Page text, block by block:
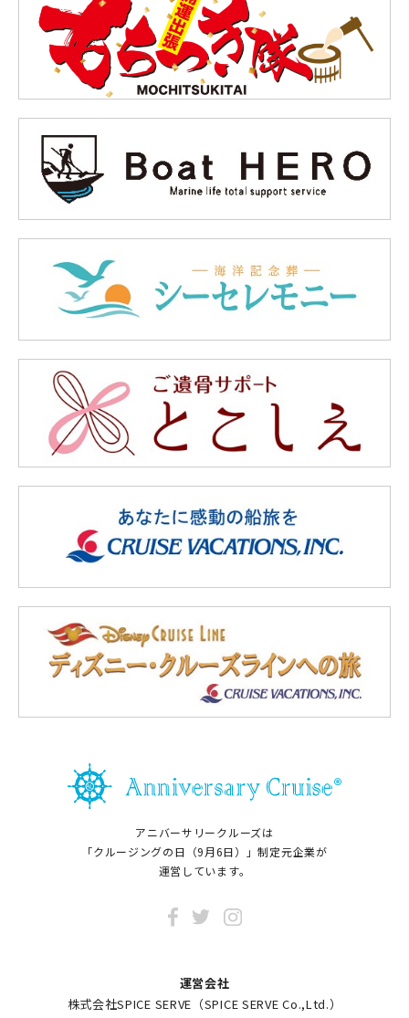
アニバーサリークルーズは
「クルージングの日（9月6日）」制定元企業が
運営しています。
運営会社
株式会社SPICE SERVE（SPICE SERVE Co.,Ltd.）